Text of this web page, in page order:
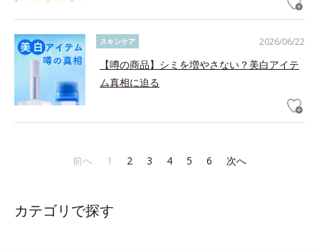
2026/06/22
スキンケア
【噂の商品】シミを増やさない？美白アイテ
ム真相に迫る
前へ 1 2 3 4 5 6 次へ
カテゴリで探す